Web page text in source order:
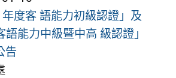
年度客 語能力初級認證」及
語能力中級暨中高 級認證」
告